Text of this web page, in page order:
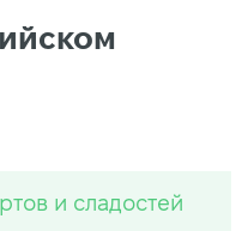
и сладостей